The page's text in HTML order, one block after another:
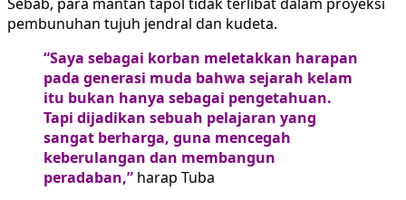
pembunuhan tujuh jendral dan kudeta.
“Saya sebagai korban meletakkan harapan
pada generasi muda bahwa sejarah kelam
itu bukan hanya sebagai pengetahuan.
Tapi dijadikan sebuah pelajaran yang
sangat berharga, guna mencegah
keberulangan dan membangun
peradaban,” harap Tuba